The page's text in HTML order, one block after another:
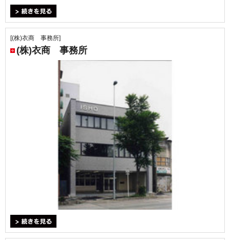
[(株)衣商 事務所]
(株)衣商 事務所